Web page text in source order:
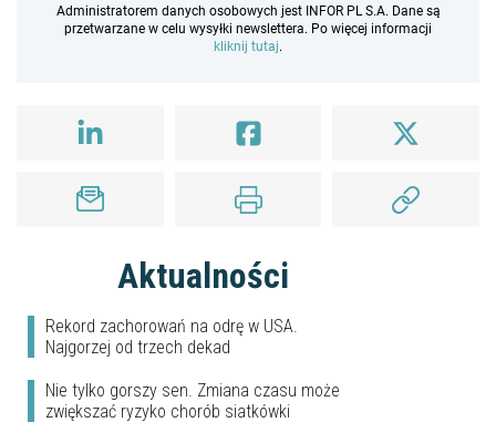
Administratorem danych osobowych jest INFOR PL S.A. Dane są
przetwarzane w celu wysyłki newslettera. Po więcej informacji
kliknij tutaj.
Aktualności
Rekord zachorowań na odrę w USA.
Najgorzej od trzech dekad
Nie tylko gorszy sen. Zmiana czasu może
zwiększać ryzyko chorób siatkówki